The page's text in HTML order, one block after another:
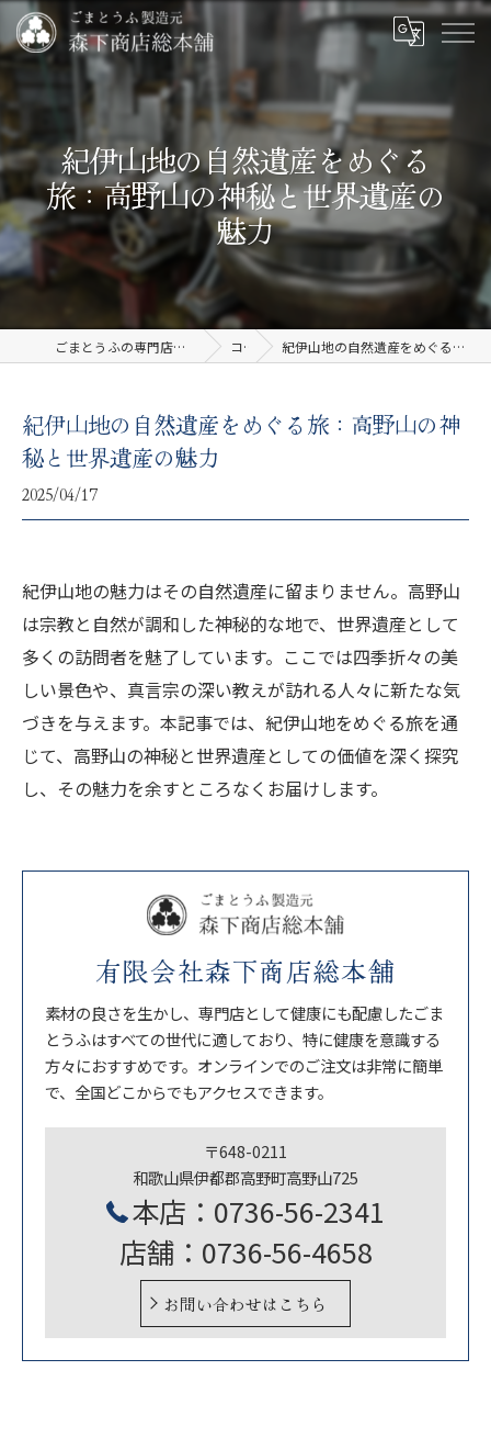
紀伊山地の自然遺産をめぐる
旅：高野山の神秘と世界遺産の
魅力
ごまとうふの専門店なら有限会社森下商店総本舗 コラム 紀伊山地の自然遺産をめぐる旅：高野山の神秘と世界遺産の魅力
紀伊山地の自然遺産をめぐる旅：高野山の神
秘と世界遺産の魅力
2025/04/17
紀伊山地の魅力はその自然遺産に留まりません。高野山
は宗教と自然が調和した神秘的な地で、世界遺産として
多くの訪問者を魅了しています。ここでは四季折々の美
しい景色や、真言宗の深い教えが訪れる人々に新たな気
づきを与えます。本記事では、紀伊山地をめぐる旅を通
じて、高野山の神秘と世界遺産としての価値を深く探究
し、その魅力を余すところなくお届けします。
有限会社森下商店総本舗
素材の良さを生かし、専門店として健康にも配慮したごま
とうふはすべての世代に適しており、特に健康を意識する
方々におすすめです。オンラインでのご注文は非常に簡単
で、全国どこからでもアクセスできます。
〒648-0211
和歌山県伊都郡高野町高野山725
本店：0736-56-2341
店舗：0736-56-4658
お問い合わせはこちら